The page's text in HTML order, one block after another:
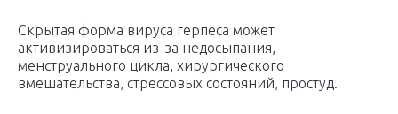
Скрытая форма вируса герпеса может
активизироваться из-за недосыпания,
менструального цикла, хирургического
вмешательства, стрессовых состояний, простуд.